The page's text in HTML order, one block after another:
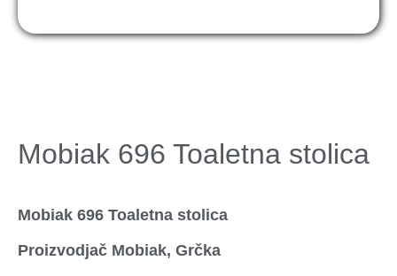
Mobiak 696 Toaletna stolica
Mobiak 696 Toaletna stolica
Proizvodjač Mobiak, Grčka